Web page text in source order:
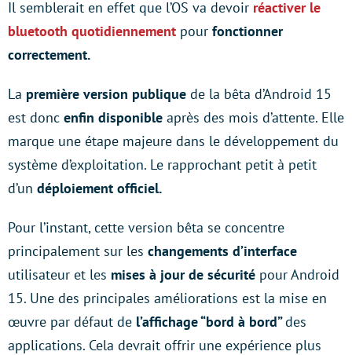
Il semblerait en effet que l’OS va devoir réactiver le
bluetooth quotidiennement pour fonctionner
correctement.
La première version publique de la bêta d’Android 15
est donc enfin disponible après des mois d’attente. Elle
marque une étape majeure dans le développement du
système d’exploitation. Le rapprochant petit à petit
d’un déploiement officiel.
Pour l’instant, cette version bêta se concentre
principalement sur les changements d’interface
utilisateur et les mises à jour de sécurité pour Android
15. Une des principales améliorations est la mise en
œuvre par défaut de l’affichage “bord à bord”des
applications. Cela devrait offrir une expérience plus